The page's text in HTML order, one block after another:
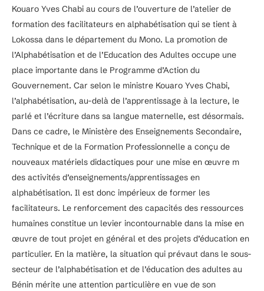
Kouaro Yves Chabi au cours de l’ouverture de l’atelier de
formation des facilitateurs en alphabétisation qui se tient à
Lokossa dans le département du Mono. La promotion de
l’Alphabétisation et de l’Education des Adultes occupe une
place importante dans le Programme d’Action du
Gouvernement. Car selon le ministre Kouaro Yves Chabi,
l’alphabétisation, au-delà de l’apprentissage à la lecture, le
parlé et l’écriture dans sa langue maternelle, est désormais.
Dans ce cadre, le Ministère des Enseignements Secondaire,
Technique et de la Formation Professionnelle a conçu de
nouveaux matériels didactiques pour une mise en œuvre m
des activités d’enseignements/apprentissages en
alphabétisation. Il est donc impérieux de former les
facilitateurs. Le renforcement des capacités des ressources
humaines constitue un levier incontournable dans la mise en
œuvre de tout projet en général et des projets d’éducation en
particulier. En la matière, la situation qui prévaut dans le sous-
secteur de l’alphabétisation et de l’éducation des adultes au
Bénin mérite une attention particulière en vue de son